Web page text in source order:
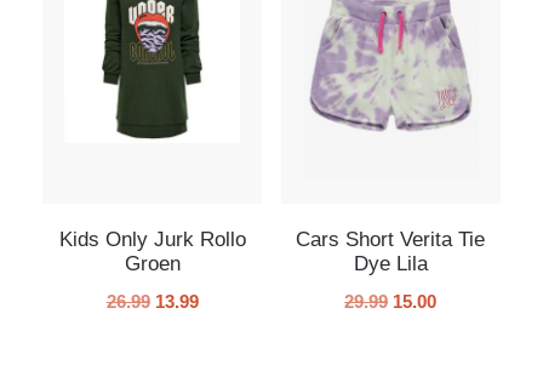
Kids Only Jurk Rollo
Groen
26.99 13.99
Cars Short Verita Tie
Dye Lila
29.99 15.00